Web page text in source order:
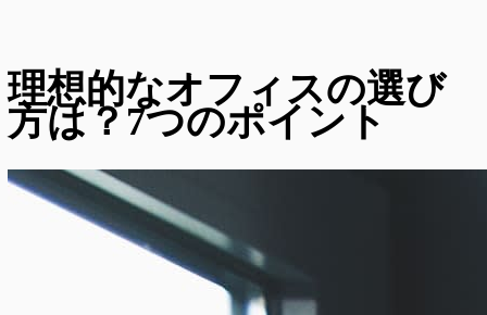
理想的なオフィスの選び
方は？7つのポイント